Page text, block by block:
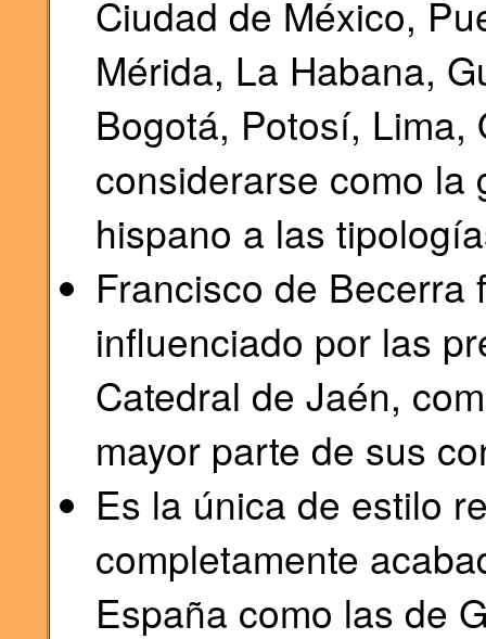
Ciudad de México,
Mérida, La Habana,
Bogotá, Potosí, Lima,
considerarse como la
hispano a las
Francisco de
influenciado por las
Catedral de Jaén,
mayor parte de sus
Es la única de estilo
completamente
España como las de